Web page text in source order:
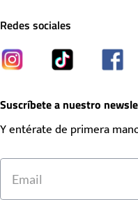
Redes sociales
Suscríbete a nuestro
Y entérate de primera